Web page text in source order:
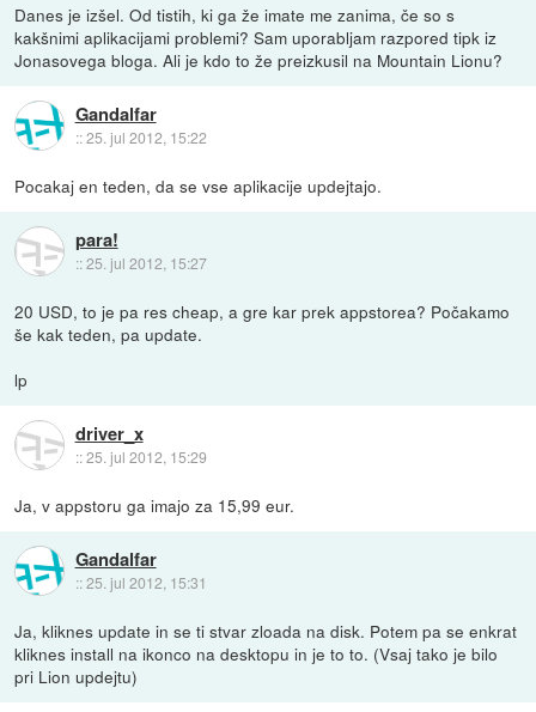
Danes je izšel. Od tistih, ki ga že imate me zanima, če so s
kakšnimi aplikacijami problemi? Sam uporabljam razpored tipk iz
Jonasovega bloga. Ali je kdo to že preizkusil na Mountain Lionu?
Gandalfar
::25. jul 2012, 15:22
Pocakaj en teden, da se vse aplikacije updejtajo.
para!
::25. jul 2012, 15:27
20 USD, to je pa res cheap, a gre kar prek appstorea? Počakamo
še kak teden, pa update.
lp
driver_x
::25. jul 2012, 15:29
Ja, v appstoru ga imajo za 15,99 eur.
Gandalfar
::25. jul 2012, 15:31
Ja, kliknes update in se ti stvar zloada na disk. Potem pa se enkrat
kliknes install na ikonco na desktopu in je to to. (Vsaj tako je bilo
pri Lion updejtu)